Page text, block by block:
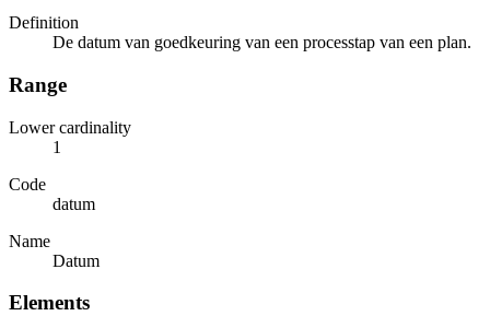
Definition
De datum van goedkeuring van een processtap van een plan.
Range
Lower cardinality
1
Code
datum
Name
Datum
Elements